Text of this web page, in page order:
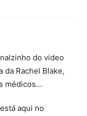
do video
da Rachel Blake,
médicos…
aqui no